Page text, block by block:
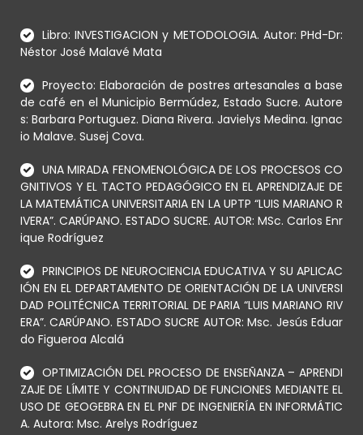
Libro: INVESTIGACION y METODOLOGIA. Autor: PHd-Dr:
Néstor José Malavé Mata
Proyecto: Elaboración de postres artesanales a base
de café en el Municipio Bermúdez, Estado Sucre. Autore
s: Barbara Portuguez. Diana Rivera. Javielys Medina. Ignac
io Malave. Susej Cova.
UNA MIRADA FENOMENOLÓGICA DE LOS PROCESOS CO
GNITIVOS Y EL TACTO PEDAGÓGICO EN EL APRENDIZAJE DE
LA MATEMÁTICA UNIVERSITARIA EN LA UPTP “LUIS MARIANO R
IVERA”. CARÚPANO. ESTADO SUCRE. AUTOR: MSc. Carlos Enr
ique Rodríguez
PRINCIPIOS DE NEUROCIENCIA EDUCATIVA Y SU APLICAC
IÓN EN EL DEPARTAMENTO DE ORIENTACIÓN DE LA UNIVERSI
DAD POLITÉCNICA TERRITORIAL DE PARIA “LUIS MARIANO RIV
ERA”. CARÚPANO. ESTADO SUCRE AUTOR: Msc. Jesús Eduar
do Figueroa Alcalá
OPTIMIZACIÓN DEL PROCESO DE ENSEÑANZA – APRENDI
ZAJE DE LÍMITE Y CONTINUIDAD DE FUNCIONES MEDIANTE EL
USO DE GEOGEBRA EN EL PNF DE INGENIERÍA EN INFORMÁTIC
A. Autora: Msc. Arelys Rodríguez